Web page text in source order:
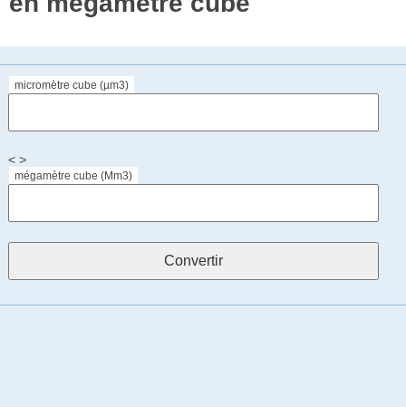
micromètre cube (µm3)
< >
mégamètre cube (Mm3)